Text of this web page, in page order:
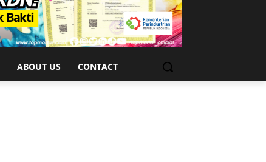
ABOUT US CONTACT